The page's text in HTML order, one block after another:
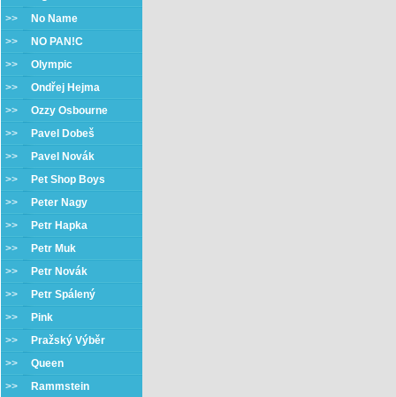
>>
No Name
>>
NO PAN!C
>> Olympic
>> Ondřej Hejma
>> Ozzy Osbourne
>>
Pavel Dobeš
>>
Pavel Novák
>>
Pet Shop Boys
>>
Peter Nagy
>>
Petr Hapka
>>
Petr Muk
>>
Petr Novák
>>
Petr Spálený
>>
Pink
>>
Pražský Výběr
>> Queen
>>
Rammstein